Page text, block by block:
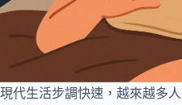
現代生活步調快速，越來越多